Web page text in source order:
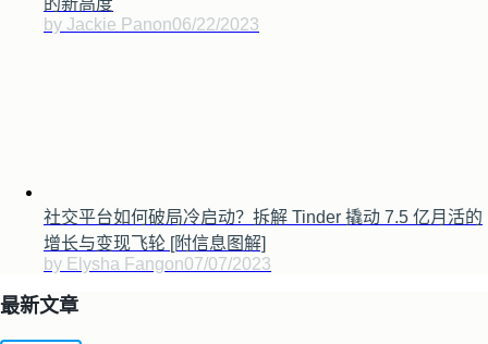
by Jackie Panon06/22/2023
社交平台如何破局冷启动？拆解 Tinder 撬动 7.5 亿月活的
增长与变现飞轮 [附信息图解]
by Elysha Fangon07/07/2023
最新文章